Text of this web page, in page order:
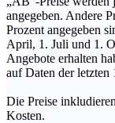
angegeben. Andere
Prozent angegeben
April, 1. Juli und 1.
Angebote erhalten
auf Daten der letzten
Die Preise
Kosten.